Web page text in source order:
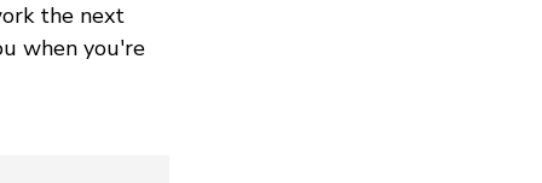
the next
when you're